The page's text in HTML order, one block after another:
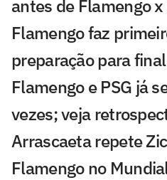
antes de Flamengo
Flamengo faz
preparação para
Flamengo e PSG já
vezes; veja
Arrascaeta repete
Flamengo no